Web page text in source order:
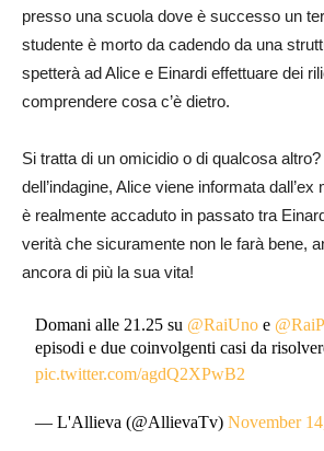
presso una scuola dove è successo un
studente è morto da cadendo da una
spetterà ad Alice e Einardi effettuare dei
comprendere cosa c’è dietro.
Si tratta di un omicidio o di qualcosa
dell’indagine, Alice viene informata
è realmente accaduto in passato tra
verità che sicuramente non le farà bene,
ancora di più la sua vita!
Domani alle 21.25 su @RaiUno e
episodi e due coinvolgenti casi da
pic.twitter.com/agdQ2XPwB2
— L'Allieva (@AllievaTv)November